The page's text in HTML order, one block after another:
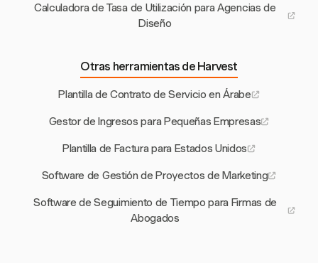
Calculadora de Tasa de Utilización para Agencias de
Diseño
Otras herramientas de Harvest
Plantilla de Contrato de Servicio en Árabe
Gestor de Ingresos para Pequeñas Empresas
Plantilla de Factura para Estados Unidos
Software de Gestión de Proyectos de Marketing
Software de Seguimiento de Tiempo para Firmas de
Abogados